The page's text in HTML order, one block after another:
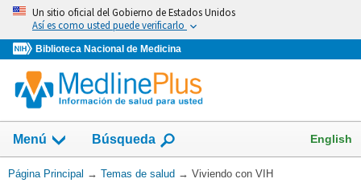
Omita
vaya
al
Contenido
Un sitio oficial del Gobierno de Estados Unidos
Así es como usted puede verificarlo
Biblioteca Nacional de Medicina
Menú
Mostrar
campo
de
Búsqueda English
Usted
Página Principal → Temas de salud → Viviendo con VIH